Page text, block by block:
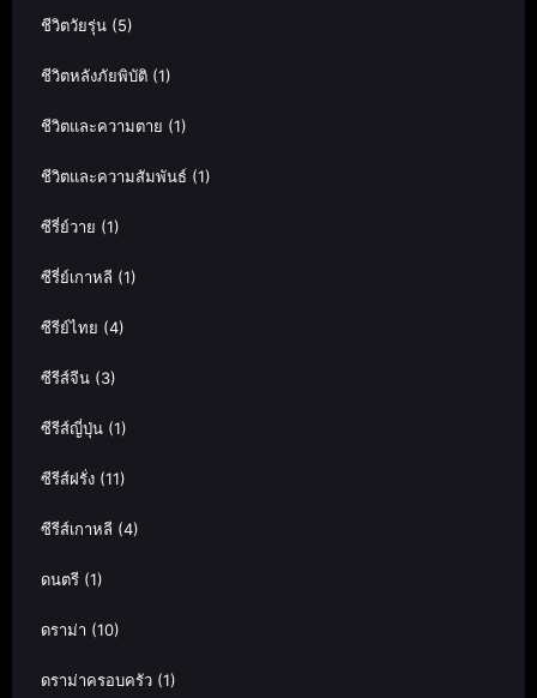
ชีวิตวัยรุ่น (5)
ชีวิตหลังภัยพิบัติ (1)
ชีวิตและความตาย (1)
ชีวิตและความสัมพันธ์ (1)
ซีรี่ย์วาย (1)
ซีรี่ย์เกาหลี (1)
ซีรีย์ไทย (4)
ซีรีส์จีน (3)
ซีรีส์ญี่ปุ่น (1)
ซีรีส์ฝรั่ง (11)
ซีรีส์เกาหลี (4)
ดนตรี (1)
ดราม่า (10)
ดราม่าครอบครัว (1)